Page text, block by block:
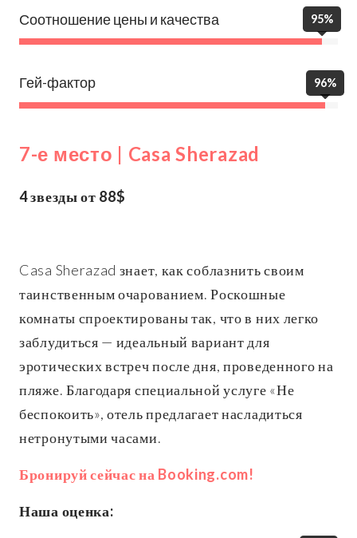
Соотношение цены и качества 95%
Гей-фактор 96%
7-е место | Casa Sherazad
4 звезды от 88$
Casa Sherazad знает, как соблазнить своим
таинственным очарованием. Роскошные
комнаты спроектированы так, что в них легко
заблудиться — идеальный вариант для
эротических встреч после дня, проведенного на
пляже. Благодаря специальной услуге «Не
беспокоить», отель предлагает насладиться
нетронутыми часами.
Бронируй сейчас на Booking.com!
Наша оценка: